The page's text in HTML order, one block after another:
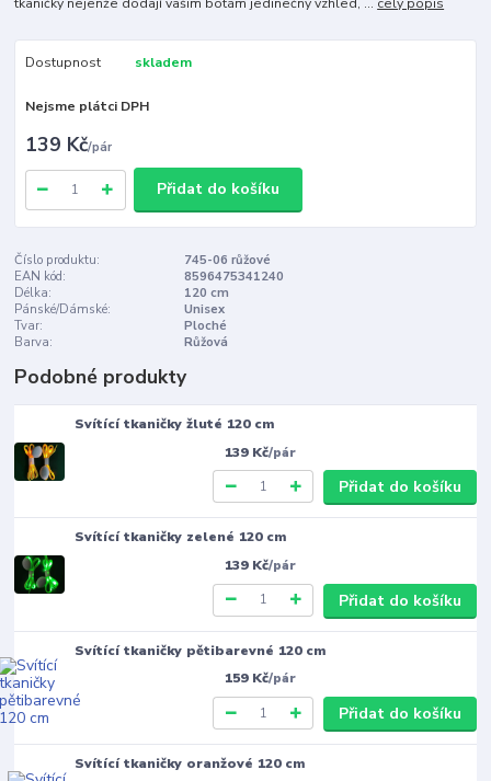
tkaničky nejenže dodají vašim botám jedinečný vzhled, ... celý popis
Dostupnost skladem
Nejsme plátci DPH
139 Kč/pár
Přidat do košíku
Číslo produktu:
745-06 růžové
EAN kód:
8596475341240
Délka:
120 cm
Pánské/Dámské:
Unisex
Tvar:
Ploché
Barva:
Růžová
Podobné produkty
Svítící tkaničky žluté 120 cm
139 Kč/pár
Přidat do košíku
Svítící tkaničky zelené 120 cm
139 Kč/pár
Přidat do košíku
Svítící tkaničky pětibarevné 120 cm
159 Kč/pár
Přidat do košíku
Svítící tkaničky oranžové 120 cm